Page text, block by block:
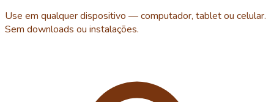
Use em qualquer dispositivo — computador, tablet ou celular.
Sem downloads ou instalações.